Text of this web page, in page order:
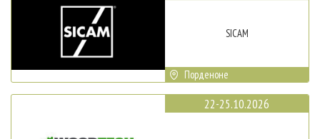
SICAM
Порденоне
22-25.10.2026